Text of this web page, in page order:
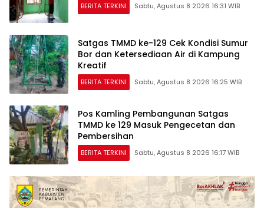
BERITA TERKINI Sabtu, Agustus 8 2026 16:31 WIB
Satgas TMMD ke-129 Cek Kondisi Sumur
Bor dan Ketersediaan Air di Kampung
Kreatif
BERITA TERKINI Sabtu, Agustus 8 2026 16:25 WIB
Pos Kamling Pembangunan Satgas
TMMD ke 129 Masuk Pengecetan dan
Pembersihan
BERITA TERKINI Sabtu, Agustus 8 2026 16:17 WIB